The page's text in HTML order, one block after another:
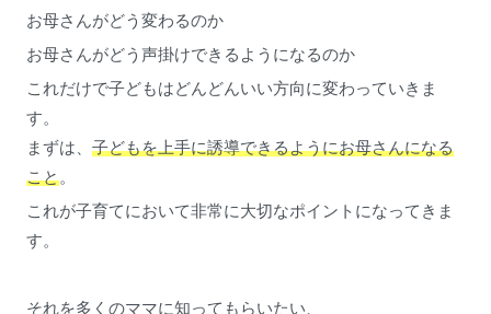
お母さんがどう変わるのか
お母さんがどう声掛けできるようになるのか
これだけで子どもはどんどんいい方向に変わっていきま
す。
まずは、 子どもを上手に誘導できるようにお母さんになる
こと。
これが子育てにおいて非常に大切なポイントになってきま
す。
それを多くのママに知ってもらいたい、